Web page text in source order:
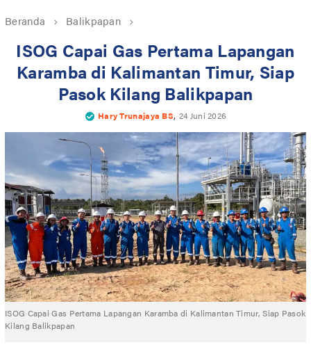
Beranda Balikpapan
ISOG Capai Gas Pertama Lapangan
Karamba di Kalimantan Timur, Siap
Pasok Kilang Balikpapan
Hary Trunajaya BS, 24 Juni 2026
ISOG Capai Gas Pertama Lapangan Karamba di Kalimantan Timur, Siap Pasok
Kilang Balikpapan